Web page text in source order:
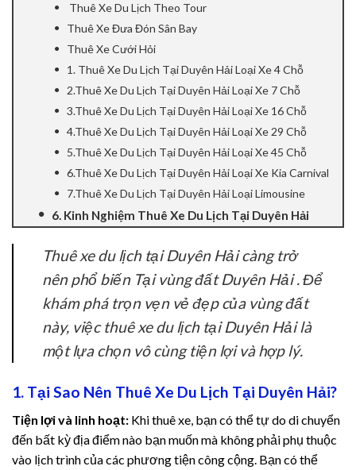
panel
panel
giriş
panel
panel
panel
Panel
panel
panel
Panel
Thuê Xe Du Lịch Theo Tour
Thuê Xe Đưa Đón Sân Bay
Thuê Xe Cưới Hỏi
1. Thuê Xe Du Lịch Tại Duyên Hải Loại Xe 4 Chỗ
2.Thuê Xe Du Lịch Tại Duyên Hải Loại Xe 7 Chỗ
3.Thuê Xe Du Lịch Tại Duyên Hải Loại Xe 16 Chỗ
4.Thuê Xe Du Lịch Tại Duyên Hải Loại Xe 29 Chỗ
5.Thuê Xe Du Lịch Tại Duyên Hải Loại Xe 45 Chỗ
6.Thuê Xe Du Lịch Tại Duyên Hải Loại Xe Kia Carnival
7.Thuê Xe Du Lịch Tại Duyên Hải Loại Limousine
6. Kinh Nghiệm Thuê Xe Du Lịch Tại Duyên Hải
Thuê xe du lịch tại Duyên Hải càng trở
nên phổ biến Tại vùng đất Duyên Hải . Để
khám phá trọn vẹn vẻ đẹp của vùng đất
này, việc thuê xe du lịch tại Duyên Hải là
một lựa chọn vô cùng tiện lợi và hợp lý.
1. Tại Sao Nên Thuê Xe Du Lịch Tại Duyên Hải?
Tiện lợi và linh hoạt: Khi thuê xe, bạn có thể tự do di chuyển
đến bất kỳ địa điểm nào bạn muốn mà không phải phụ thuộc
vào lịch trình của các phương tiện công cộng. Bạn có thể